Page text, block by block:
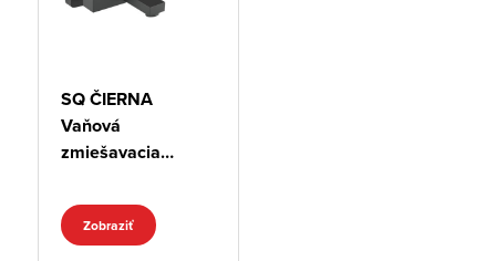
SQ ČIERNA
Vaňová
zmiešavacia
Zobraziť